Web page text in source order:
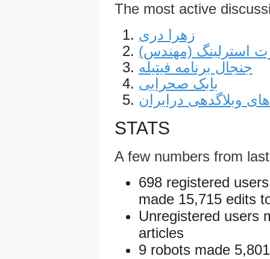
The most active
زهرا دری
استرلینگ (مهندس)
جنجال برنامه فیتیله
بابک صحرایی
وبلاگدهی درایران
STATS
A few numbers from
698 registered
made 15,715 edits
Unregistered users
articles
9 robots made